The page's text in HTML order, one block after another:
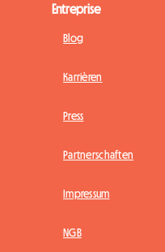
Entreprise
Blog
Karrièren
Press
Partnerschaften
Impressum
NGB